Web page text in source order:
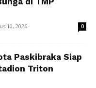
10, 2026 0
Paskibraka Siap
Triton